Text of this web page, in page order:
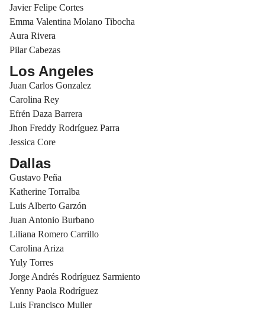
Javier Felipe Cortes
Emma Valentina Molano Tibocha
Aura Rivera
Pilar Cabezas
Los Angeles
Juan Carlos Gonzalez
Carolina Rey
Efrén Daza Barrera
Jhon Freddy Rodríguez Parra
Jessica Core
Dallas
Gustavo Peña
Katherine Torralba
Luis Alberto Garzón
Juan Antonio Burbano
Liliana Romero Carrillo
Carolina Ariza
Yuly Torres
Jorge Andrés Rodríguez Sarmiento
Yenny Paola Rodríguez
Luis Francisco Muller